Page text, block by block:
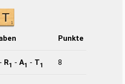
Punkte
- R1 - A1 - T1 8